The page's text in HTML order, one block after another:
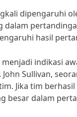
dipengaruhi
dalam
hasil
indikasi
Sullivan,
Jika tim
besar dalam